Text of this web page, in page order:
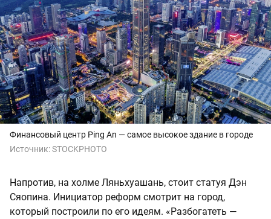
Финансовый центр Ping An — самое высокое здание в городе
Источник:STOCKPHOTO
Напротив, на холме Ляньхуашань, стоит статуя Дэн
Сяопина. Инициатор реформ смотрит на город,
который построили по его идеям. «Разбогатеть —